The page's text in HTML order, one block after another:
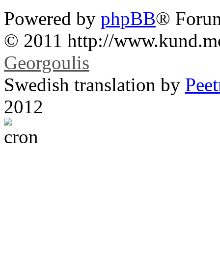
Powered by phpBB®
© 2011 http://
Georgoulis
Swedish translation by
2012